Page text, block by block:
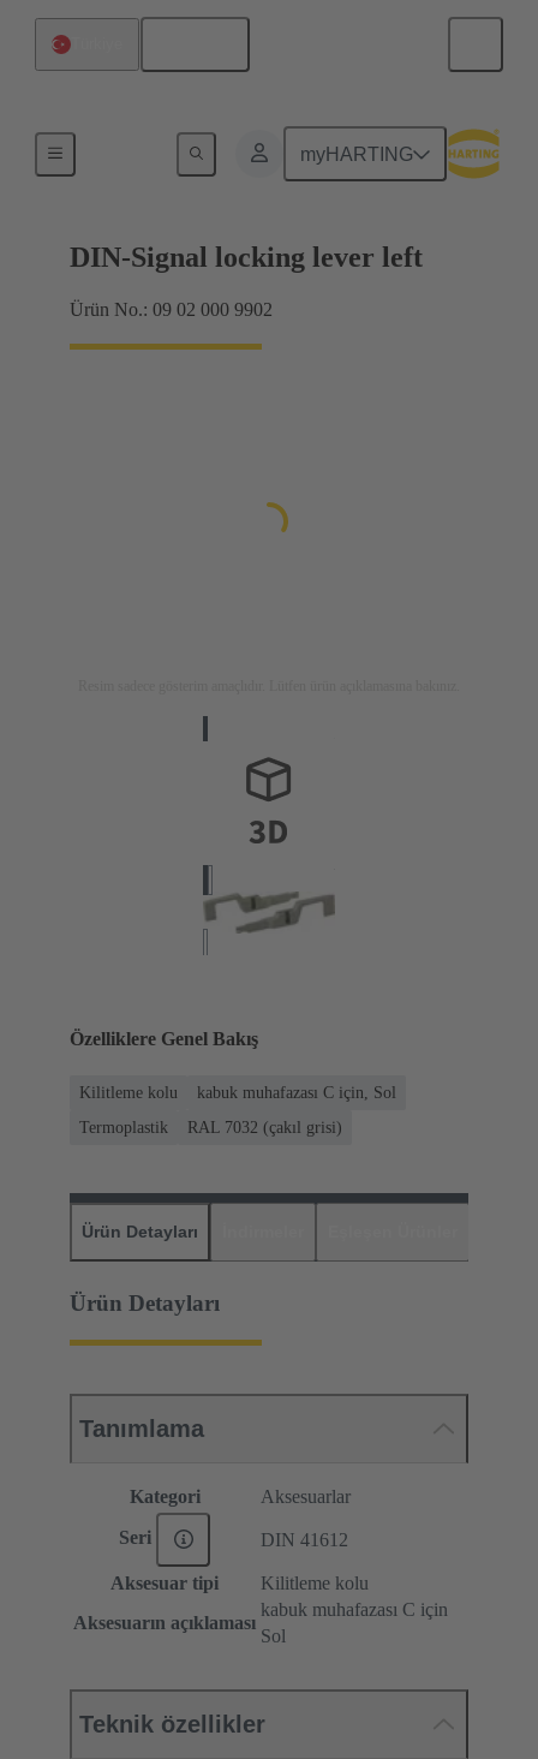
myHARTING
DIN-Signal locking lever left
Ürün No.: 09 02 000 9902
Özelliklere Genel Bakış
Kilitleme kolu
kabuk muhafazası C için, Sol
Termoplastik
RAL 7032 (çakıl grisi)
Ürün Detayları
Ürün Detayları
Tanımlama
Kategori Aksesuarlar
Seri DIN 41612
Aksesuar tipi
Kilitleme kolu
Aksesuarın açıklaması
kabuk muhafazası C için
Sol
Teknik özellikler